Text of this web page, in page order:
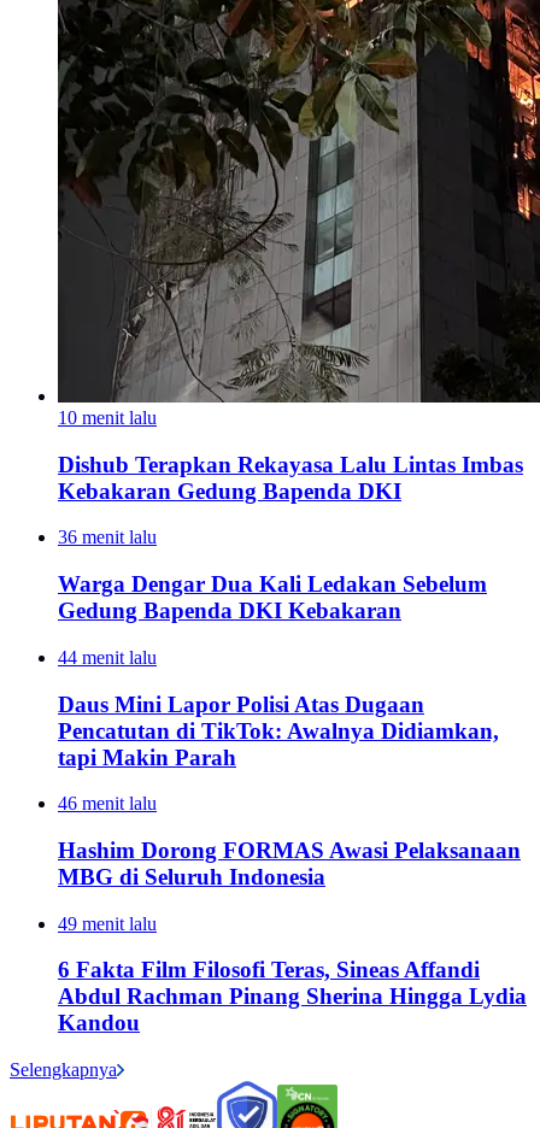
10 menit lalu
Dishub Terapkan Rekayasa Lalu Lintas Imbas
Kebakaran Gedung Bapenda DKI
36 menit lalu
Warga Dengar Dua Kali Ledakan Sebelum
Gedung Bapenda DKI Kebakaran
44 menit lalu
Daus Mini Lapor Polisi Atas Dugaan
Pencatutan di TikTok: Awalnya Didiamkan,
tapi Makin Parah
46 menit lalu
Hashim Dorong FORMAS Awasi Pelaksanaan
MBG di Seluruh Indonesia
49 menit lalu
6 Fakta Film Filosofi Teras, Sineas Affandi
Abdul Rachman Pinang Sherina Hingga Lydia
Kandou
Selengkapnya